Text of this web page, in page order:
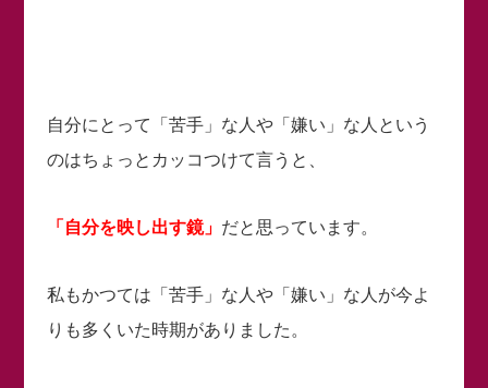
自分にとって「苦手」な人や「嫌い」な人という
のはちょっとカッコつけて言うと、
「自分を映し出す鏡」 だと思っています。
私もかつては「苦手」な人や「嫌い」な人が今よ
りも多くいた時期がありました。